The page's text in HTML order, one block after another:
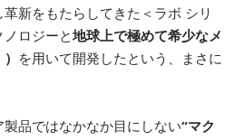
新をもたらしてきた＜ラボ シリ
ノロジーと地球上で極めて希少なメ
を用いて開発したという、まさに
品ではなかなか目にしない“マク